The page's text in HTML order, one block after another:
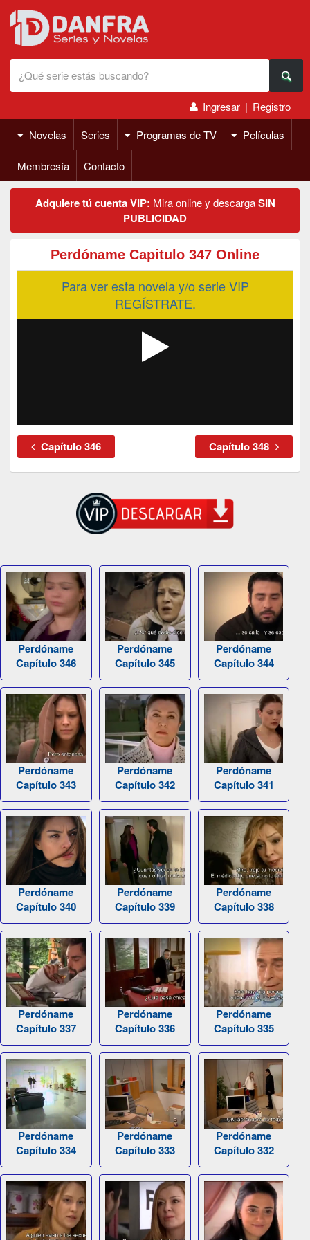
Ingresar | Registro
Novelas
Series Programas de TV Películas
Membresía Contacto
Adquiere tú cuenta VIP: Mira online y descargaSIN
PUBLICIDAD
Perdóname Capitulo 347 Online
Para ver esta novela y/o serie VIP
REGÍSTRATE.
Capítulo 346 Capítulo 348
Perdóname
Capítulo 346
Perdóname
Capítulo 345
Perdóname
Capítulo 344
Perdóname
Capítulo 343
Perdóname
Capítulo 342
Perdóname
Capítulo 341
Perdóname
Capítulo 340
Perdóname
Capítulo 339
Perdóname
Capítulo 338
Perdóname
Capítulo 337
Perdóname
Capítulo 336
Perdóname
Capítulo 335
Perdóname
Capítulo 334
Perdóname
Capítulo 333
Perdóname
Capítulo 332